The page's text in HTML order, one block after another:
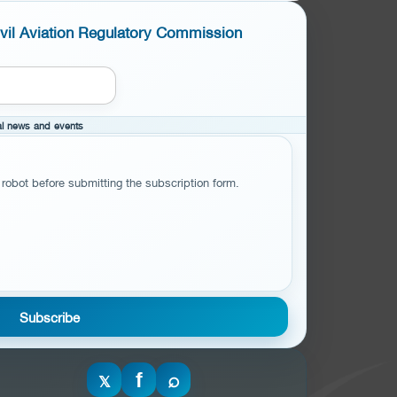
Aviation Regulatory Commission
news and events
before submitting the subscription form.